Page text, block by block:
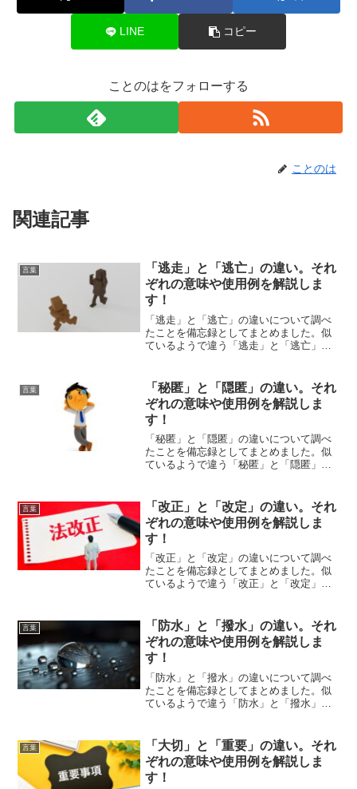
LINE コピー
ことのはをフォローする
ことのは
関連記事
言葉
「逃走」と「逃亡」の違い。それ
ぞれの意味や使用例を解説しま
す！
「逃走」と「逃亡」の違いについて調べ
たことを備忘録としてまとめました。似
ているようで違う「逃走」と「逃亡」の
言葉
「秘匿」と「隠匿」の違い。それ
ぞれの意味や使用例を解説しま
す！
「秘匿」と「隠匿」の違いについて調べ
たことを備忘録としてまとめました。似
ているようで違う「秘匿」と「隠匿」の
言葉
「改正」と「改定」の違い。それ
ぞれの意味や使用例を解説しま
す！
「改正」と「改定」の違いについて調べ
たことを備忘録としてまとめました。似
ているようで違う「改正」と「改定」の
言葉
「防水」と「撥水」の違い。それ
ぞれの意味や使用例を解説しま
す！
「防水」と「撥水」の違いについて調べ
たことを備忘録としてまとめました。似
ているようで違う「防水」と「撥水」の
言葉
「大切」と「重要」の違い。それ
ぞれの意味や使用例を解説しま
す！